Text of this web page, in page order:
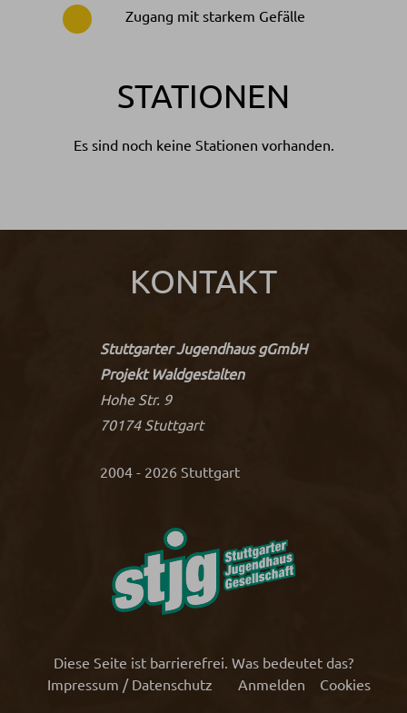
Zugang mit starkem Gefälle
STATIONEN
Es sind noch keine Stationen vorhanden.
KONTAKT
Stuttgarter Jugendhaus gGmbH
Projekt Waldgestalten
Hohe Str. 9
70174 Stuttgart
2004 - 2026 Stuttgart
Diese Seite ist barrierefrei. Was bedeutet das?
Impressum / Datenschutz
Anmelden Cookies